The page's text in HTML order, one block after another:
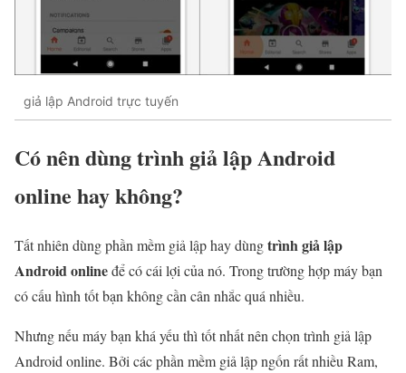
giả lập Android trực tuyến
Có nên dùng trình giả lập Android
online hay không?
Tất nhiên dùng phần mềm giả lập hay dùngtrình giả lập
Android onlineđể có cái lợi của nó. Trong trường hợp máy bạn
có cấu hình tốt bạn không cần cân nhắc quá nhiều.
Nhưng nếu máy bạn khá yếu thì tốt nhất nên chọn trình giả lập
Android online. Bởi các phần mềm giả lập ngốn rất nhiều Ram,